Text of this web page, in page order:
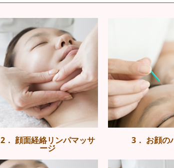
2． 顔面経絡リンパマッサ
ージ
3． お顔の